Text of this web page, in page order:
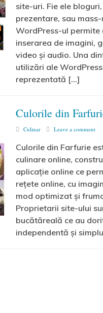
site-uri. Fie ele
prezentare, sau
WordPress-ul
inserarea de imagini,
video și audio. Una
utilizări ale
reprezentată […]
Culorile din
Culinar Leave a comment
Culorile din Farfurie
culinare online,
aplicație online ce
rețete online, cu
mod optimizat și
Proprietarii site-ului
bucătăreală ce au
independentă și